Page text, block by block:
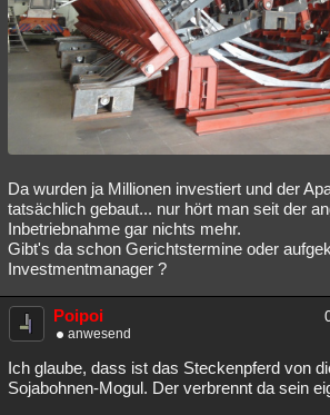
Besucht Teilgenommen Alle Neue
Lesenswert Schlüsselwörter
Da wurden ja Millionen investiert und der
tatsächlich gebaut... nur hört man seit der
Inbetriebnahme gar nichts mehr.
Gibt's da schon Gerichtstermine oder
Investmentmanager ?
Poipoi
anwesend
Ich glaube, dass ist das Steckenpferd von
Sojabohnen-Mogul. Der verbrennt da sein